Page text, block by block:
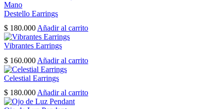
Destello Earrings
$ 180.000 Añadir al carrito
Vibrantes Earrings
$ 160.000 Añadir al carrito
Celestial Earrings
$ 180.000 Añadir al carrito